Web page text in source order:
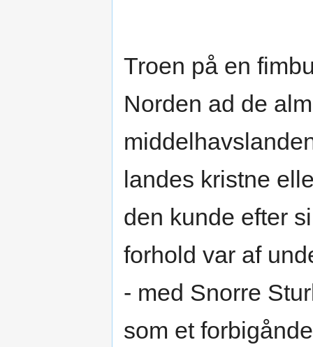
Troen på en
Norden ad de
landes kristne
den kunde efter
forhold var af
- med Snorre
som et